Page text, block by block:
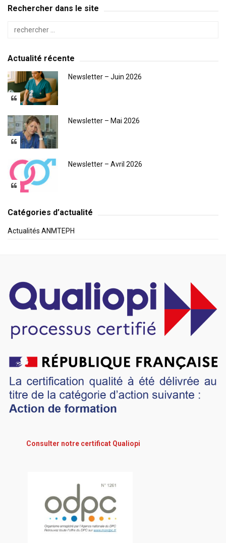
Rechercher dans le site
Actualité récente
Newsletter – Juin 2026
Newsletter – Mai 2026
Newsletter – Avril 2026
Catégories d’actualité
Actualités ANMTEPH
Consulter notre certificat Qualiopi